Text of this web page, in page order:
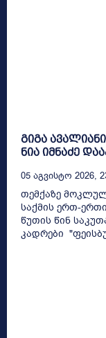
გიგა
ნია იმნაძე
05 Აგვისტო 2026,
თემქაზე
საქმის ერთ-
წუთის წინ
კადრები